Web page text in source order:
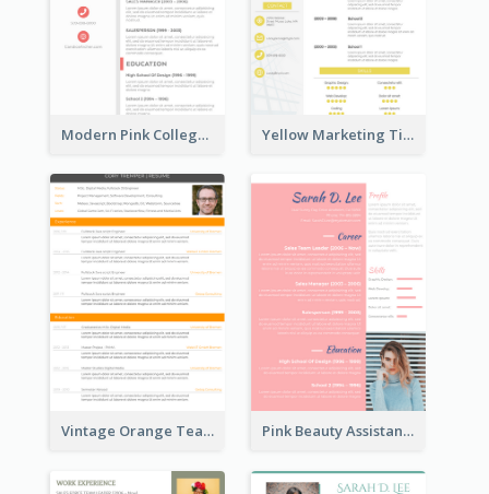
Modern Pink College Student Resume Yellow Marketing Timeline Consultant Resume
Vintage Orange Teacher Resume Pink Beauty Assistant Resume